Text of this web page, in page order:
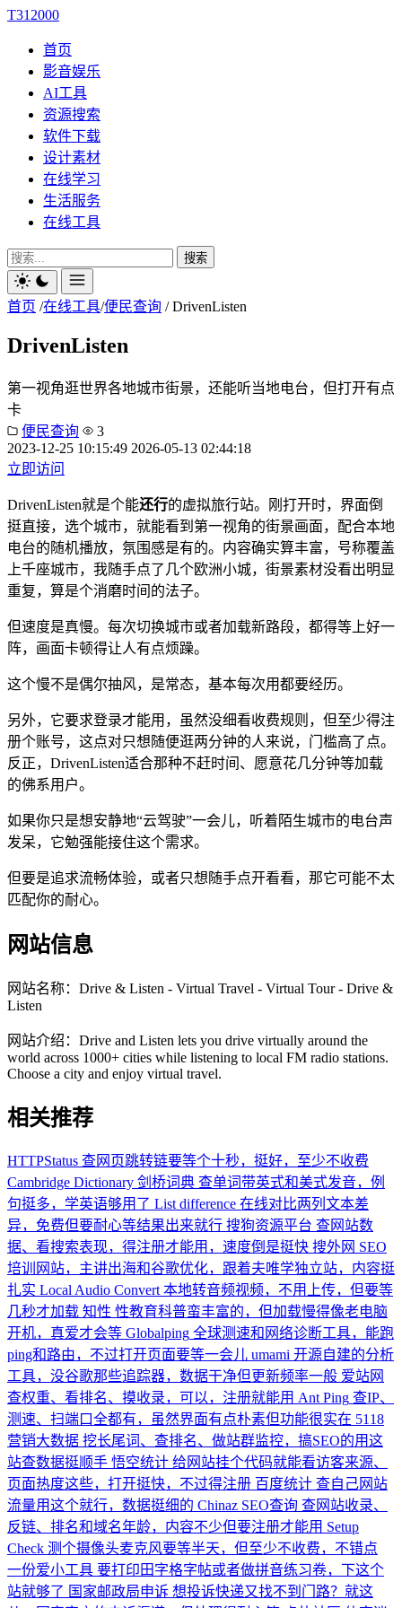
T312000
首页
影音娱乐
AI工具
资源搜索
软件下载
设计素材
在线学习
生活服务
在线工具
搜索
首页 /在线工具/便民查询 / DrivenListen
DrivenListen
第一视角逛世界各地城市街景，还能听当地电台，但打开有点
卡
便民查询
3
2023-12-25 10:15:49 2026-05-13 02:44:18
立即访问
DrivenListen就是个能还行的虚拟旅行站。刚打开时，界面倒
挺直接，选个城市，就能看到第一视角的街景画面，配合本地
电台的随机播放，氛围感是有的。内容确实算丰富，号称覆盖
上千座城市，我随手点了几个欧洲小城，街景素材没看出明显
重复，算是个消磨时间的法子。
但速度是真慢。每次切换城市或者加载新路段，都得等上好一
阵，画面卡顿得让人有点烦躁。
这个慢不是偶尔抽风，是常态，基本每次用都要经历。
另外，它要求登录才能用，虽然没细看收费规则，但至少得注
册个账号，这点对只想随便逛两分钟的人来说，门槛高了点。
反正，DrivenListen适合那种不赶时间、愿意花几分钟等加载
的佛系用户。
如果你只是想安静地“云驾驶”一会儿，听着陌生城市的电台声
发呆，它勉强能接住这个需求。
但要是追求流畅体验，或者只想随手点开看看，那它可能不太
匹配你的耐心。
网站信息
网站名称： Drive & Listen - Virtual Travel - Virtual Tour - Drive &
Listen
网站介绍： Drive and Listen lets you drive virtually around the
world across 1000+ cities while listening to local FM radio stations.
Choose a city and enjoy virtual travel.
相关推荐
HTTPStatus 查网页跳转链要等个十秒，挺好，至少不收费
Cambridge Dictionary 剑桥词典 查单词带英式和美式发音，例
句挺多，学英语够用了 List difference 在线对比两列文本差
异，免费但要耐心等结果出来就行 搜狗资源平台 查网站数
据、看搜索表现，得注册才能用，速度倒是挺快 搜外网 SEO
培训网站，主讲出海和谷歌优化，跟着夫唯学独立站，内容挺
扎实 Local Audio Convert 本地转音频视频，不用上传，但要等
几秒才加载 知性 性教育科普蛮丰富的，但加载慢得像老电脑
开机，真爱才会等 Globalping 全球测速和网络诊断工具，能跑
ping和路由，不过打开页面要等一会儿 umami 开源自建的分析
工具，没谷歌那些追踪器，数据干净但更新频率一般 爱站网
查权重、看排名、摸收录，可以，注册就能用 Ant Ping 查IP、
测速、扫端口全都有，虽然界面有点朴素但功能很实在 5118
营销大数据 挖长尾词、查排名、做站群监控，搞SEO的用这
站查数据挺顺手 悟空统计 给网站挂个代码就能看访客来源、
页面热度这些，打开挺快，不过得注册 百度统计 查自己网站
流量用这个就行，数据挺细的 Chinaz SEO查询 查网站收录、
反链、排名和域名年龄，内容不少但要注册才能用 Setup
Check 测个摄像头麦克风要等半天，但至少不收费，不错点
一份爱小工具 要打印田字格字帖或者做拼音练习卷，下这个
站就够了 国家邮政局申诉 想投诉快递又找不到门路？就这